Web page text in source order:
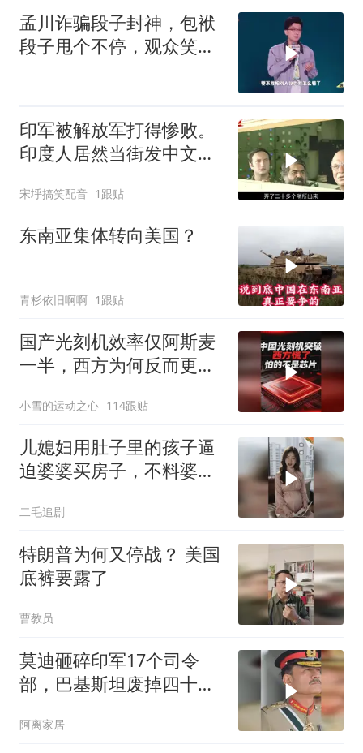
孟川诈骗段子封神，包袱
段子甩个不停，观众笑到
印军被解放军打得惨败。
印度人居然当街发中文教
宋垀搞笑配音 1跟贴
东南亚集体转向美国？
青杉依旧啊啊 1跟贴
国产光刻机效率仅阿斯麦
一半，西方为何反而更
小雪的运动之心 114跟贴
儿媳妇用肚子里的孩子逼
迫婆婆买房子，不料婆婆
二毛追剧
特朗普为何又停战？ 美国
底裤要露了
曹教员
莫迪砸碎印军17个司令
部，巴基斯坦废掉四十年
变天
阿离家居